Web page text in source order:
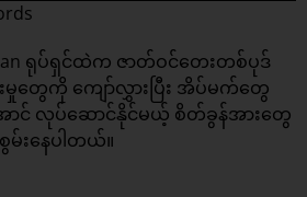
ရုပ်ရှင်ထဲက ဇာတ်ဝင်တေးတစ်ပုဒ်
မှုတွေကို ကျော်လွှားပြီး အိပ်မက်တွေ
င် လုပ်ဆောင်နိုင်မယ့် စိတ်ခွန်အားတွေ
မ်းနေပါတယ်။